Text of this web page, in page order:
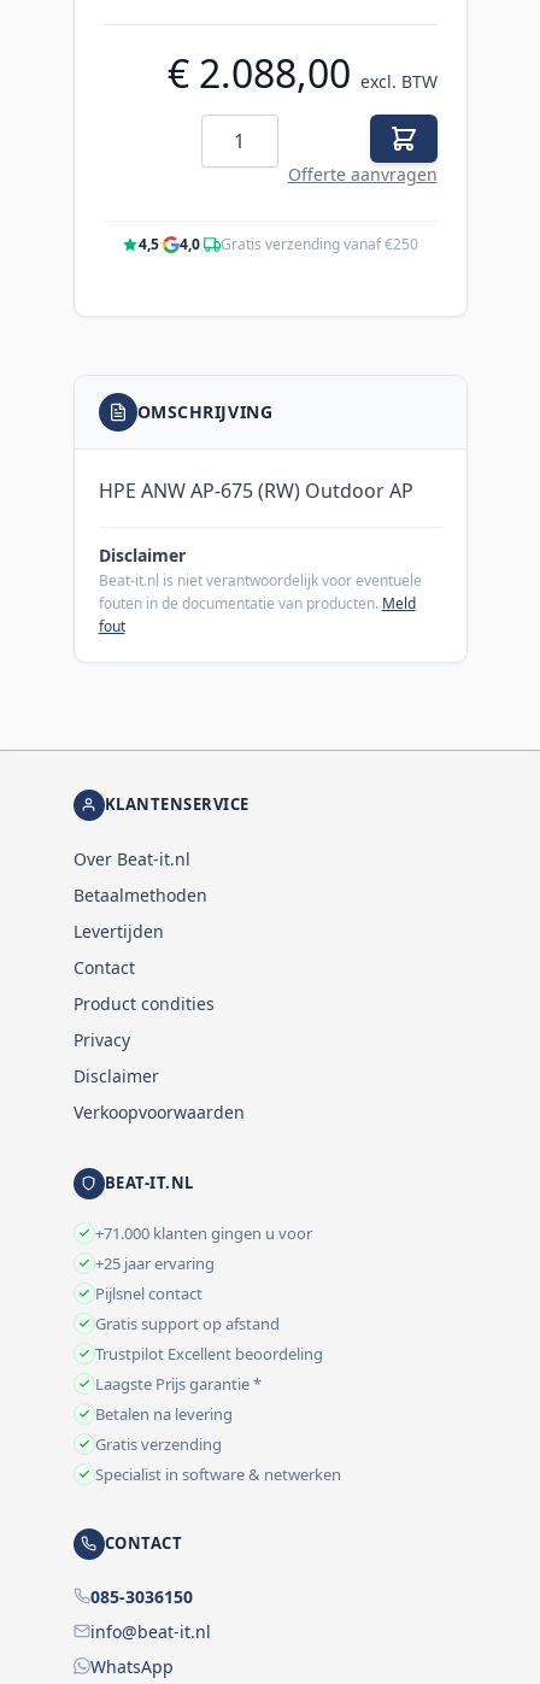
€ 2.088,00 excl. BTW
Aantal
Offerte aanvragen
4,5· 4,0· Gratis verzending vanaf €250
OMSCHRIJVING
HPE ANW AP-675 (RW) Outdoor AP
Disclaimer
Beat-it.nl is niet verantwoordelijk voor eventuele
fouten in de documentatie van producten. Meld
fout
KLANTENSERVICE
Over Beat-it.nl
Betaalmethoden
Levertijden
Contact
Product condities
Privacy
Disclaimer
Verkoopvoorwaarden
BEAT-IT.NL
+71.000 klanten gingen u voor
+25 jaar ervaring
Pijlsnel contact
Gratis support op afstand
Trustpilot Excellent beoordeling
Laagste Prijs garantie *
Betalen na levering
Gratis verzending
Specialist in software & netwerken
CONTACT
085-3036150
info@beat-it.nl
WhatsApp